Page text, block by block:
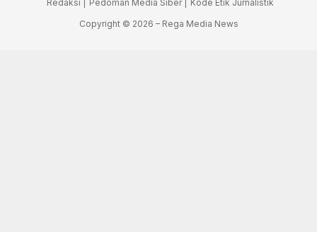
Redaksi | Pedoman Media Siber |
Kode Etik Jurnalistik
Copyright © 2026 – Rega Media News